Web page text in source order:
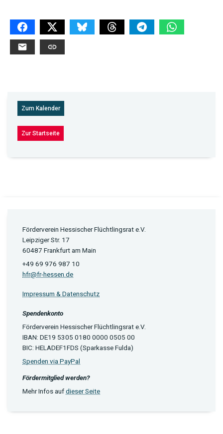
Zum Kalender
Zur Startseite
Förderverein Hessischer Flüchtlingsrat e.V.
Leipziger Str. 17
60487 Frankfurt am Main
+49 69 976 987 10
hfr@fr-hessen.de
Impressum & Datenschutz
Spendenkonto
Förderverein Hessischer Flüchtlingsrat e.V.
IBAN: DE19 5305 0180 0000 0505 00
BIC: HELADEF1FDS (Sparkasse Fulda)
Spenden via PayPal
Fördermitglied werden?
Mehr Infos aufdieser Seite